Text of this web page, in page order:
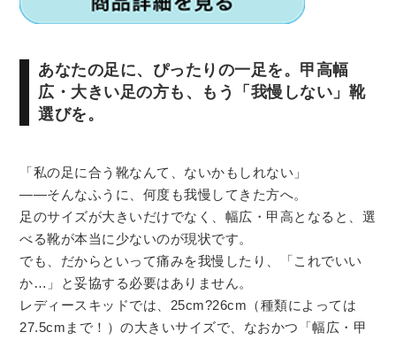
あなたの足に、ぴったりの一足を。甲高幅
広・大きい足の方も、もう「我慢しない」靴
選びを。
「私の足に合う靴なんて、ないかもしれない」
――そんなふうに、何度も我慢してきた方へ。
足のサイズが大きいだけでなく、幅広・甲高となると、選
べる靴が本当に少ないのが現状です。
でも、だからといって痛みを我慢したり、「これでいい
か…」と妥協する必要はありません。
レディースキッドでは、25cm?26cm（種類によっては
27.5cmまで！）の大きいサイズで、なおかつ「幅広・甲